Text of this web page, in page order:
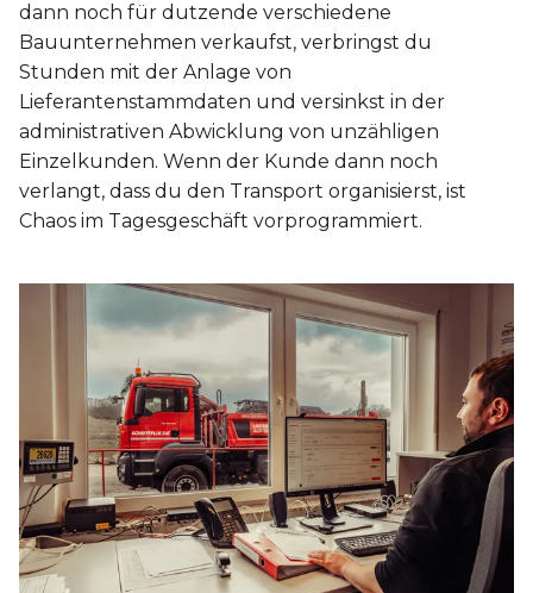
dann noch für dutzende verschiedene
Bauunternehmen verkaufst, verbringst du
Stunden mit der Anlage von
Lieferantenstammdaten und versinkst in der
administrativen Abwicklung von unzähligen
Einzelkunden. Wenn der Kunde dann noch
verlangt, dass du den Transport organisierst, ist
Chaos im Tagesgeschäft vorprogrammiert.